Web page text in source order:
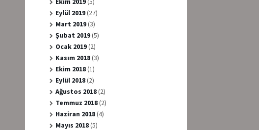
Eylül 2019(27)
Mart 2019(3)
Şubat 2019(5)
Ocak 2019(2)
Kasım 2018(3)
Ekim 2018(1)
Eylül 2018(2)
Ağustos 2018(2)
Temmuz 2018(2)
Haziran 2018(4)
Mayıs 2018(5)